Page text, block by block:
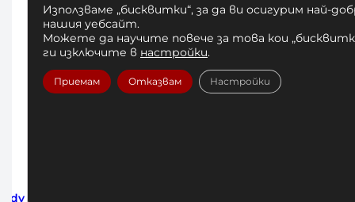
Използваме „бисквитки“, за да ви осигурим най-
нашия уебсайт.
Можете да научите повече за това кои
ги изключите в настройки.
Приемам Отказвам Настройки